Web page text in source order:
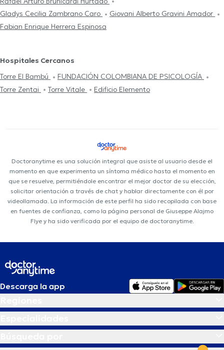
Gladys Cecilia Zambrano Caro
Giovani Alberto Gravini Amador
Fabian Enrique Herrera Espinosa
Hospitales Cercanos
Torre El Bambú
FUNDACIÓN COLOMBIANA DE PSICOLOGÍA
Torre Zentai
Torre Vitale Edificio Elemento
Doctoranytime es una solución integral que asiste al usuario desde el
momento en que experimenta un síntoma médico hasta el momento en
que se resuelve, permitiéndole encontrar el mejor doctor de su elección,
solicitar orientación a través de chat y hablar directamente con él por
videollamada. La información de este perfil ha sido recopilada con base
en fuentes de confianza, como la página personal de Giuseppe Alajmo
Flye y ha sido verificada por el equipo de doctoranytime.
Descarga la app